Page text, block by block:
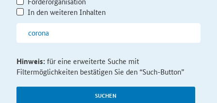
In den weiteren Inhalten
SUCHEN
Hinweis:für eine erweiterte Suche mit
Filtermöglichkeiten bestätigen Sie den “Such-Button”